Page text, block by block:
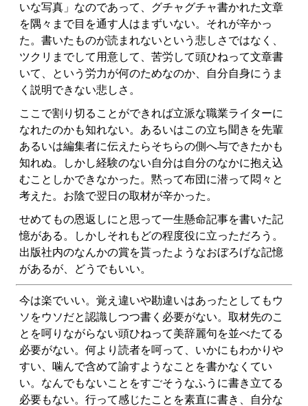
いな写真」なのであって、グチャグチャ書かれた文章
を隅々まで目を通す人はまずいない。それが辛かっ
た。書いたものが読まれないという悲しさではなく、
ツクリまでして用意して、苦労して頭ひねって文章書
いて、という労力が何のためなのか、自分自身にうま
く説明できない悲しさ。
ここで割り切ることができれば立派な職業ライターに
なれたのかも知れない。あるいはこの立ち聞きを先輩
あるいは編集者に伝えたらそちらの側へ与できたかも
知れぬ。しかし経験のない自分は自分のなかに抱え込
むことしかできなかった。黙って布団に潜って悶々と
考えた。お陰で翌日の取材が辛かった。
せめてもの恩返しにと思って一生懸命記事を書いた記
憶がある。しかしそれもどの程度役に立っただろう。
出版社内のなんかの賞を貰ったようなおぼろげな記憶
があるが、どうでもいい。
今は楽でいい。覚え違いや勘違いはあったとしてもウ
ソをウソだと認識しつつ書く必要がない。取材先のこ
とを呵りながらない頭ひねって美辞麗句を並べたてる
必要がない。何より読者を呵って、いかにもわかりや
すい、噛んで含めて諭すようなことを書かなくてい
い。なんでもないことをすごそうなふうに書き立てる
必要もない。行って感じたことを素直に書き、自分な